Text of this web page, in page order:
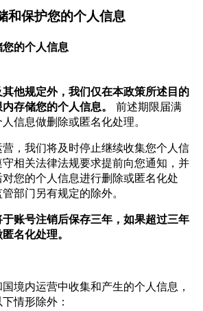
和保护您的个人信息
您的个人信息
他规定外，我们仅在本政策所述目的
存储您的个人信息。
前述期限届满
信息做删除或匿名化处理。
，我们将及时停止继续收集您个人信
相关法律法规要求提前向您通知，并
您的个人信息进行删除或匿名化处
部门另有规定的除外。
账号注销后保存三年，如果超过三年
名化处理。
境内运营中收集和产生的个人信息，
情形除外：